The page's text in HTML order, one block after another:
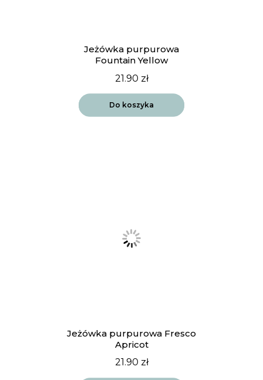
Jeżówka purpurowa
Fountain Yellow
21.90 zł
Do koszyka
Jeżówka purpurowa Fresco
Apricot
21.90 zł